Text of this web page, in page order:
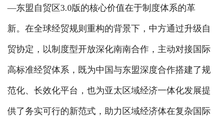
—东盟自贸区3.0版的核心价值在于制度体系的革
新。在全球经贸规则重构的背景下，中方通过升级自
贸协定，以制度型开放深化南南合作，主动对接国际
高标准经贸体系，既为中国与东盟深度合作搭建了规
范化、长效化平台，也为亚太区域经济一体化发展提
供了务实可行的新范式，助力区域经济体在复杂国际